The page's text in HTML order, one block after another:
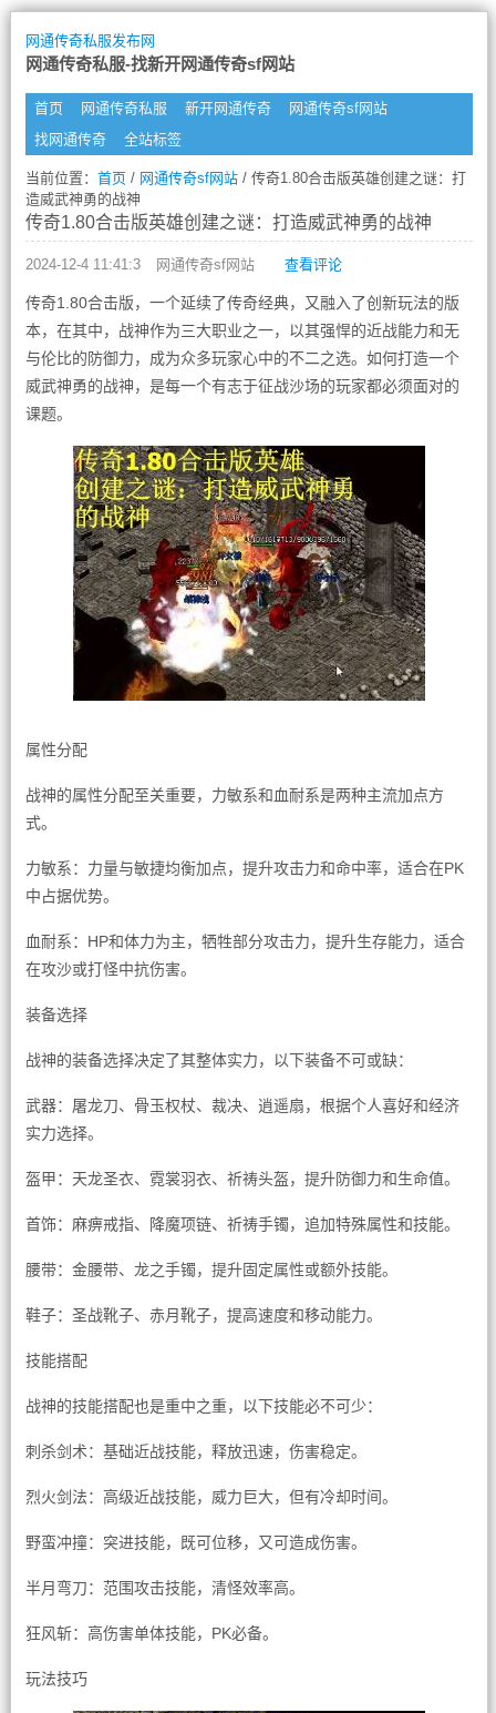
网通传奇私服发布网
网通传奇私服-找新开网通传奇sf网站
首页 网通传奇私服 新开网通传奇
网通传奇sf网站
找网通传奇
全站标签
当前位置： 首页/ 网通传奇sf网站/ 传奇1.80合击版英雄创建之谜：打
造威武神勇的战神
传奇1.80合击版英雄创建之谜：打造威武神勇的战神
2024-12-4 11:41:3 网通传奇sf网站 查看评论
传奇1.80合击版，一个延续了传奇经典，又融入了创新玩法的版
本，在其中，战神作为三大职业之一，以其强悍的近战能力和无
与伦比的防御力，成为众多玩家心中的不二之选。如何打造一个
威武神勇的战神，是每一个有志于征战沙场的玩家都必须面对的
课题。
属性分配
战神的属性分配至关重要，力敏系和血耐系是两种主流加点方
式。
力敏系：力量与敏捷均衡加点，提升攻击力和命中率，适合在PK
中占据优势。
血耐系：HP和体力为主，牺牲部分攻击力，提升生存能力，适合
在攻沙或打怪中抗伤害。
装备选择
战神的装备选择决定了其整体实力，以下装备不可或缺：
武器：屠龙刀、骨玉权杖、裁决、逍遥扇，根据个人喜好和经济
实力选择。
盔甲：天龙圣衣、霓裳羽衣、祈祷头盔，提升防御力和生命值。
首饰：麻痹戒指、降魔项链、祈祷手镯，追加特殊属性和技能。
腰带：金腰带、龙之手镯，提升固定属性或额外技能。
鞋子：圣战靴子、赤月靴子，提高速度和移动能力。
技能搭配
战神的技能搭配也是重中之重，以下技能必不可少：
刺杀剑术：基础近战技能，释放迅速，伤害稳定。
烈火剑法：高级近战技能，威力巨大，但有冷却时间。
野蛮冲撞：突进技能，既可位移，又可造成伤害。
半月弯刀：范围攻击技能，清怪效率高。
狂风斩：高伤害单体技能，PK必备。
玩法技巧